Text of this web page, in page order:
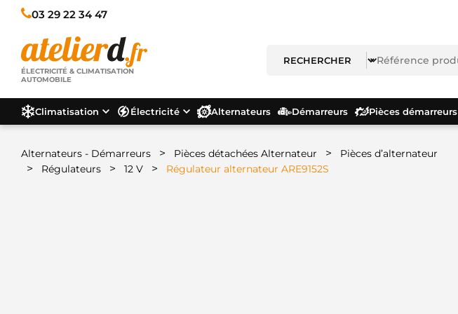
03 29 22 34 47
ÉLECTRICITÉ & CLIMATISATION
AUTOMOBILE
Climatisation Électricité Alternateurs Démarreurs Pièces démarreurs
Alternateurs - Démarreurs > Pièces détachées Alternateur > Pièces d’alternateur
> Régulateurs > 12 V > Régulateur alternateur ARE9152S